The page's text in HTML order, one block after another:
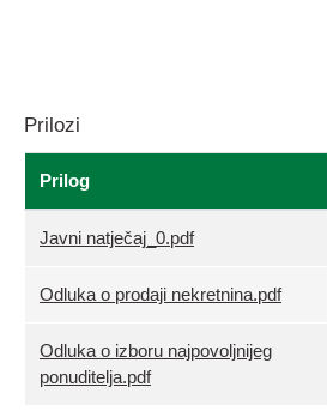
Prilozi
Prilog
Javni natječaj_0.pdf
Odluka o prodaji nekretnina.pdf
Odluka o izboru najpovoljnijeg
ponuditelja.pdf